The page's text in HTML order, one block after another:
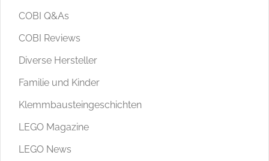
COBI Q&As
COBI Reviews
Diverse Hersteller
Familie und Kinder
Klemmbausteingeschichten
LEGO Magazine
LEGO News